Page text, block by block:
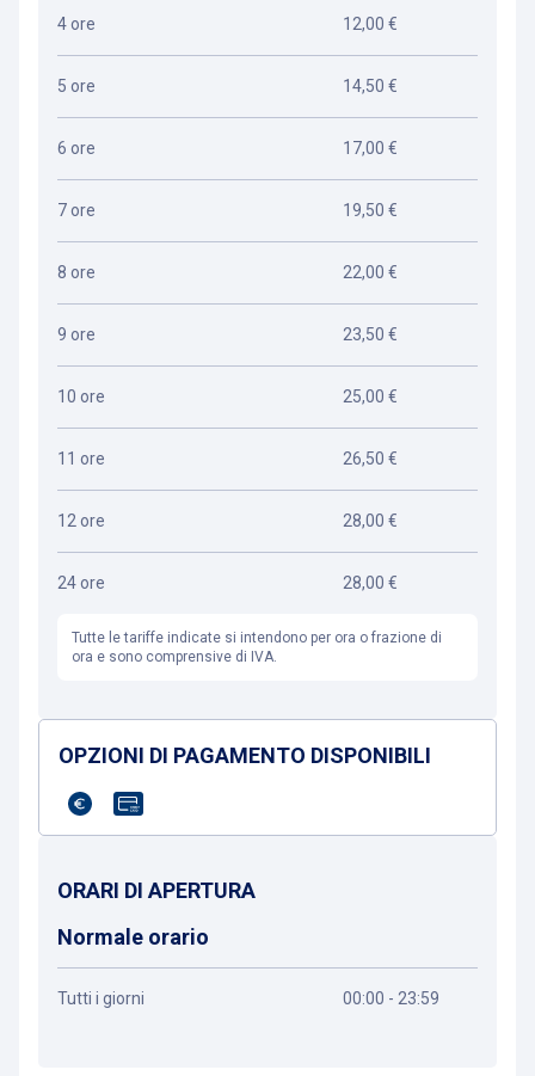
4 ore 12,00 €
5 ore 14,50 €
6 ore 17,00 €
7 ore 19,50 €
8 ore 22,00 €
9 ore 23,50 €
10 ore 25,00 €
11 ore 26,50 €
12 ore 28,00 €
24 ore 28,00 €
Tutte le tariffe indicate si intendono per ora o frazione di
ora e sono comprensive di IVA.
OPZIONI DI PAGAMENTO DISPONIBILI
ORARI DI APERTURA
Normale orario
Tutti i giorni 00:00 - 23:59